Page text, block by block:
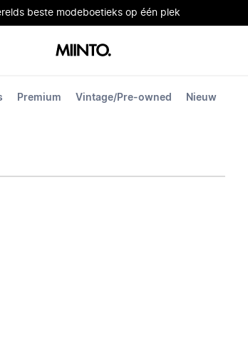
beste modeboetieks op één plek
Premium Vintage/Pre-owned Nieuw